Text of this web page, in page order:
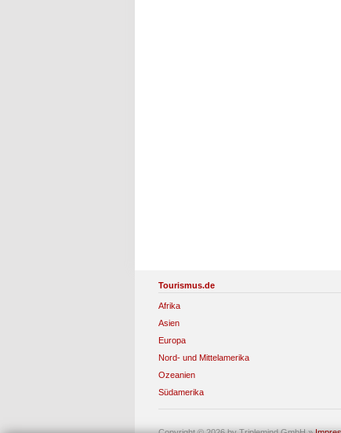
Tourismus.de
Afrika
Asien
Europa
Nord- und Mittelamerika
Ozeanien
Südamerika